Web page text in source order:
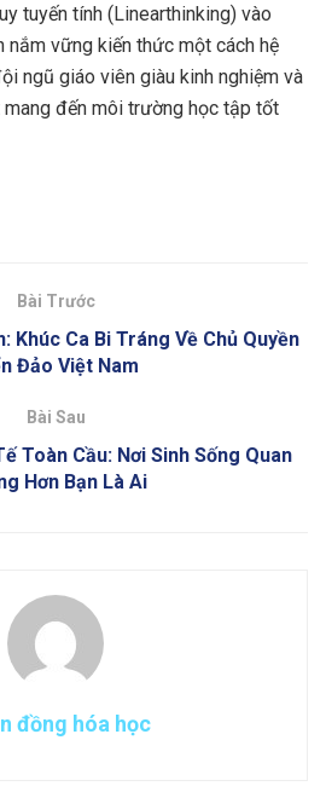
tuyến tính (Linearthinking) vào
nắm vững kiến thức một cách hệ
ngũ giáo viên giàu kinh nghiệm và
mang đến môi trường học tập tốt
Bài Trước
Khúc Ca Bi Tráng Về Chủ Quyền
Đảo Việt Nam
Bài Sau
Toàn Cầu: Nơi Sinh Sống Quan
Hơn Bạn Là Ai
đồng hóa học